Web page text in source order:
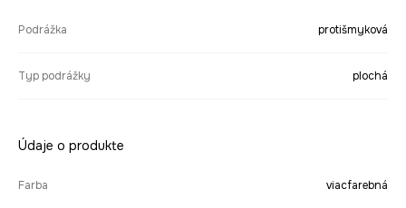
Podrážka protišmyková
Typ podrážky plochá
Údaje o produkte
Farba viacfarebná